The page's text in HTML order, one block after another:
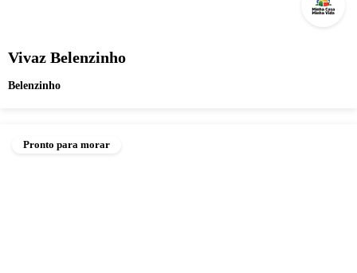
Vivaz Belenzinho
Belenzinho
Pronto para morar